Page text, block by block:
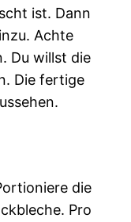
ist. Dann
Achte
Du willst die
Die fertige
die
Pro